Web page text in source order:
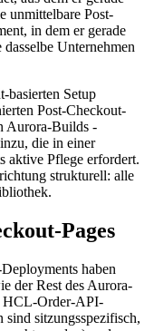
unmittelbare Post-
in dem er gerade
Unternehmen
basierten Setup
Post-Checkout-
Aurora-Builds -
die in einer
aktive Pflege erfordert.
strukturell: alle
Pages
haben
der Rest des Aurora-
HCL-Order-API-
sitzungsspezifisch,